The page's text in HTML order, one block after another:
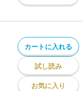
カートに入れる
試し読み
お気に入り